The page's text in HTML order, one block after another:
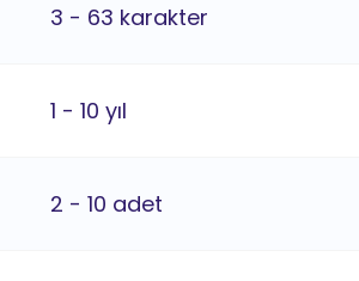
3 - 63 karakter
1 - 10 yıl
2 - 10 adet